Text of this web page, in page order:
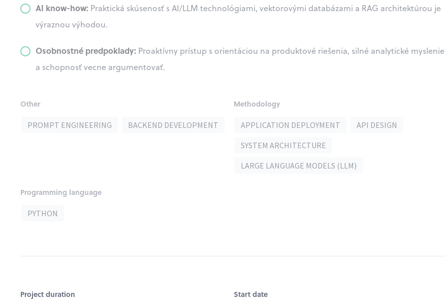
AI know-how: Praktická skúsenosť s AI/LLM technológiami, vektorovými databázami a RAG architektúrou je
výraznou výhodou.
Osobnostné predpoklady: Proaktívny prístup s orientáciou na produktové riešenia, silné analytické myslenie
a schopnosť vecne argumentovať.
Other
PROMPT ENGINEERING BACKEND DEVELOPMENT
Methodology
APPLICATION DEPLOYMENT
API DESIGN
SYSTEM ARCHITECTURE
LARGE LANGUAGE MODELS (LLM)
Programming language
PYTHON
Project duration Start date